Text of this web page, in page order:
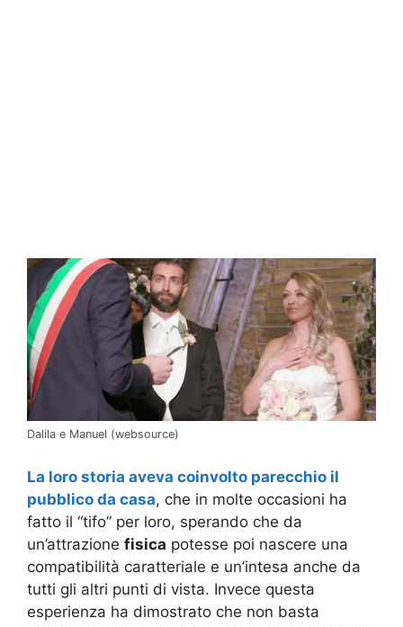
Dalila e Manuel (websource)
La loro storia aveva coinvolto parecchio il
pubblico da casa, che in molte occasioni ha
fatto il “tifo” per loro, sperando che da
un’attrazione fisica potesse poi nascere una
compatibilità caratteriale e un’intesa anche da
tutti gli altri punti di vista. Invece questa
esperienza ha dimostrato che non basta